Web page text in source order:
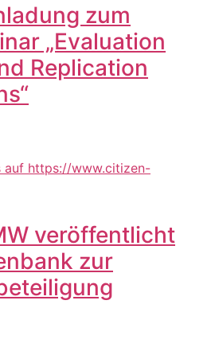
zum
„Evaluation
Replication
veröffentlicht
zur